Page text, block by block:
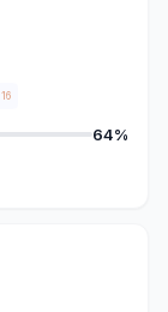
16
64%